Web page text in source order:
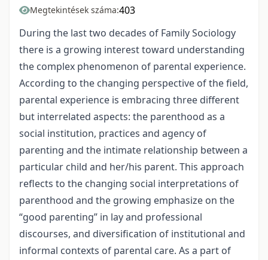
Megtekintések száma:403
During the last two decades of Family Sociology
there is a growing interest toward understanding
the complex phenomenon of parental experience.
According to the changing perspective of the field,
parental experience is embracing three different
but interrelated aspects: the parenthood as a
social institution, practices and agency of
parenting and the intimate relationship between a
particular child and her/his parent. This approach
reflects to the changing social interpretations of
parenthood and the growing emphasize on the
“good parenting” in lay and professional
discourses, and diversification of institutional and
informal contexts of parental care. As a part of